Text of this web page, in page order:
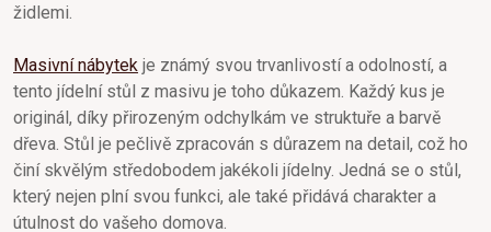
židlemi.
Masivní nábytek je známý svou trvanlivostí a odolností, a
tento jídelní stůl z masivu je toho důkazem. Každý kus je
originál, díky přirozeným odchylkám ve struktuře a barvě
dřeva. Stůl je pečlivě zpracován s důrazem na detail, což ho
činí skvělým středobodem jakékoli jídelny. Jedná se o stůl,
který nejen plní svou funkci, ale také přidává charakter a
útulnost do vašeho domova.